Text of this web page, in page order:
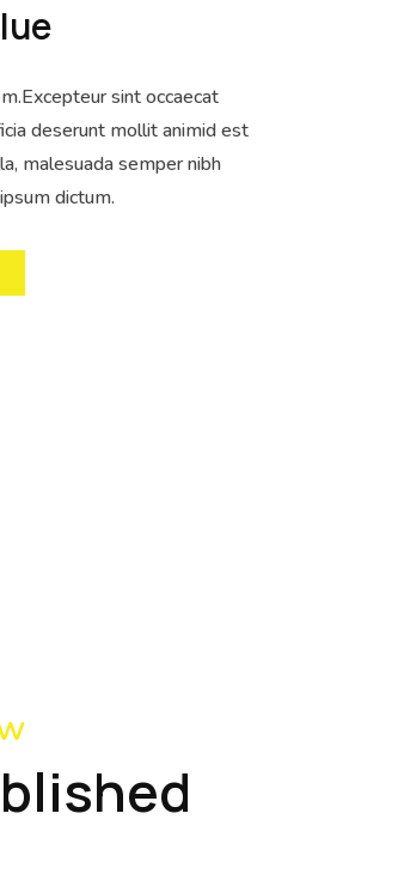
sint occaecat
deserunt mollit animid est
malesuada semper nibh
dictum.